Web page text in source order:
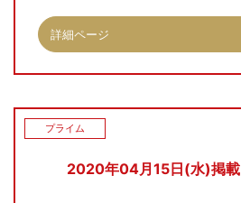
詳細ページ
2020年04月15日(水)掲載
プライム